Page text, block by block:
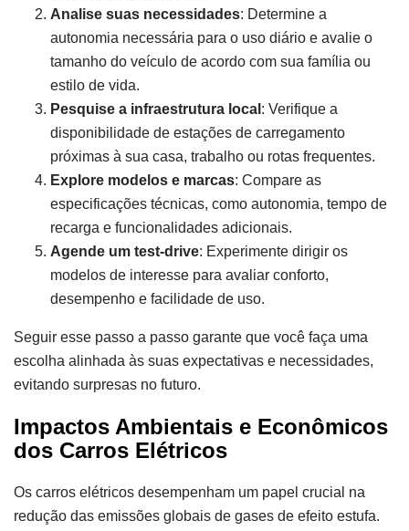
Analise suas necessidades: Determine a
autonomia necessária para o uso diário e avalie o
tamanho do veículo de acordo com sua família ou
estilo de vida.
Pesquise a infraestrutura local : Verifique a
disponibilidade de estações de carregamento
próximas à sua casa, trabalho ou rotas frequentes.
Explore modelos e marcas: Compare as
especificações técnicas, como autonomia, tempo de
recarga e funcionalidades adicionais.
Agende um test-drive: Experimente dirigir os
modelos de interesse para avaliar conforto,
desempenho e facilidade de uso.
Seguir esse passo a passo garante que você faça uma
escolha alinhada às suas expectativas e necessidades,
evitando surpresas no futuro.
Impactos Ambientais e Econômicos
dos Carros Elétricos
Os carros elétricos desempenham um papel crucial na
redução das emissões globais de gases de efeito estufa.